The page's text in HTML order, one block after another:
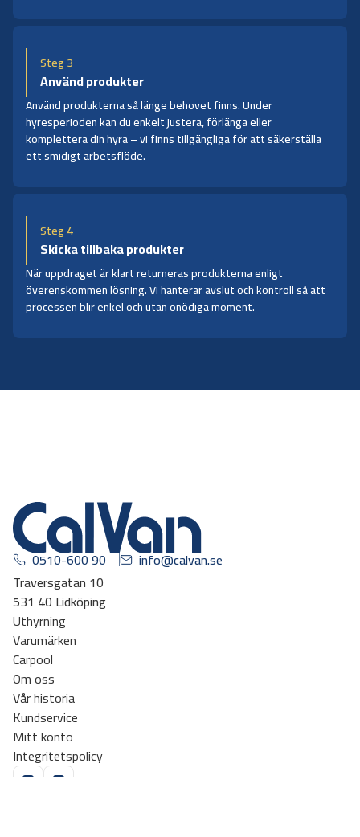
Steg 3
Använd produkter
Använd produkterna så länge behovet finns. Under
hyresperioden kan du enkelt justera, förlänga eller
komplettera din hyra – vi finns tillgängliga för att säkerställa
ett smidigt arbetsflöde.
Steg 4
Skicka tillbaka produkter
När uppdraget är klart returneras produkterna enligt
överenskommen lösning. Vi hanterar avslut och kontroll så att
processen blir enkel och utan onödiga moment.
0510-600 90
info@calvan.se
Traversgatan 10
531 40 Lidköping
Uthyrning
Varumärken
Carpool
Om oss
Vår historia
Kundservice
Mitt konto
Integritetspolicy